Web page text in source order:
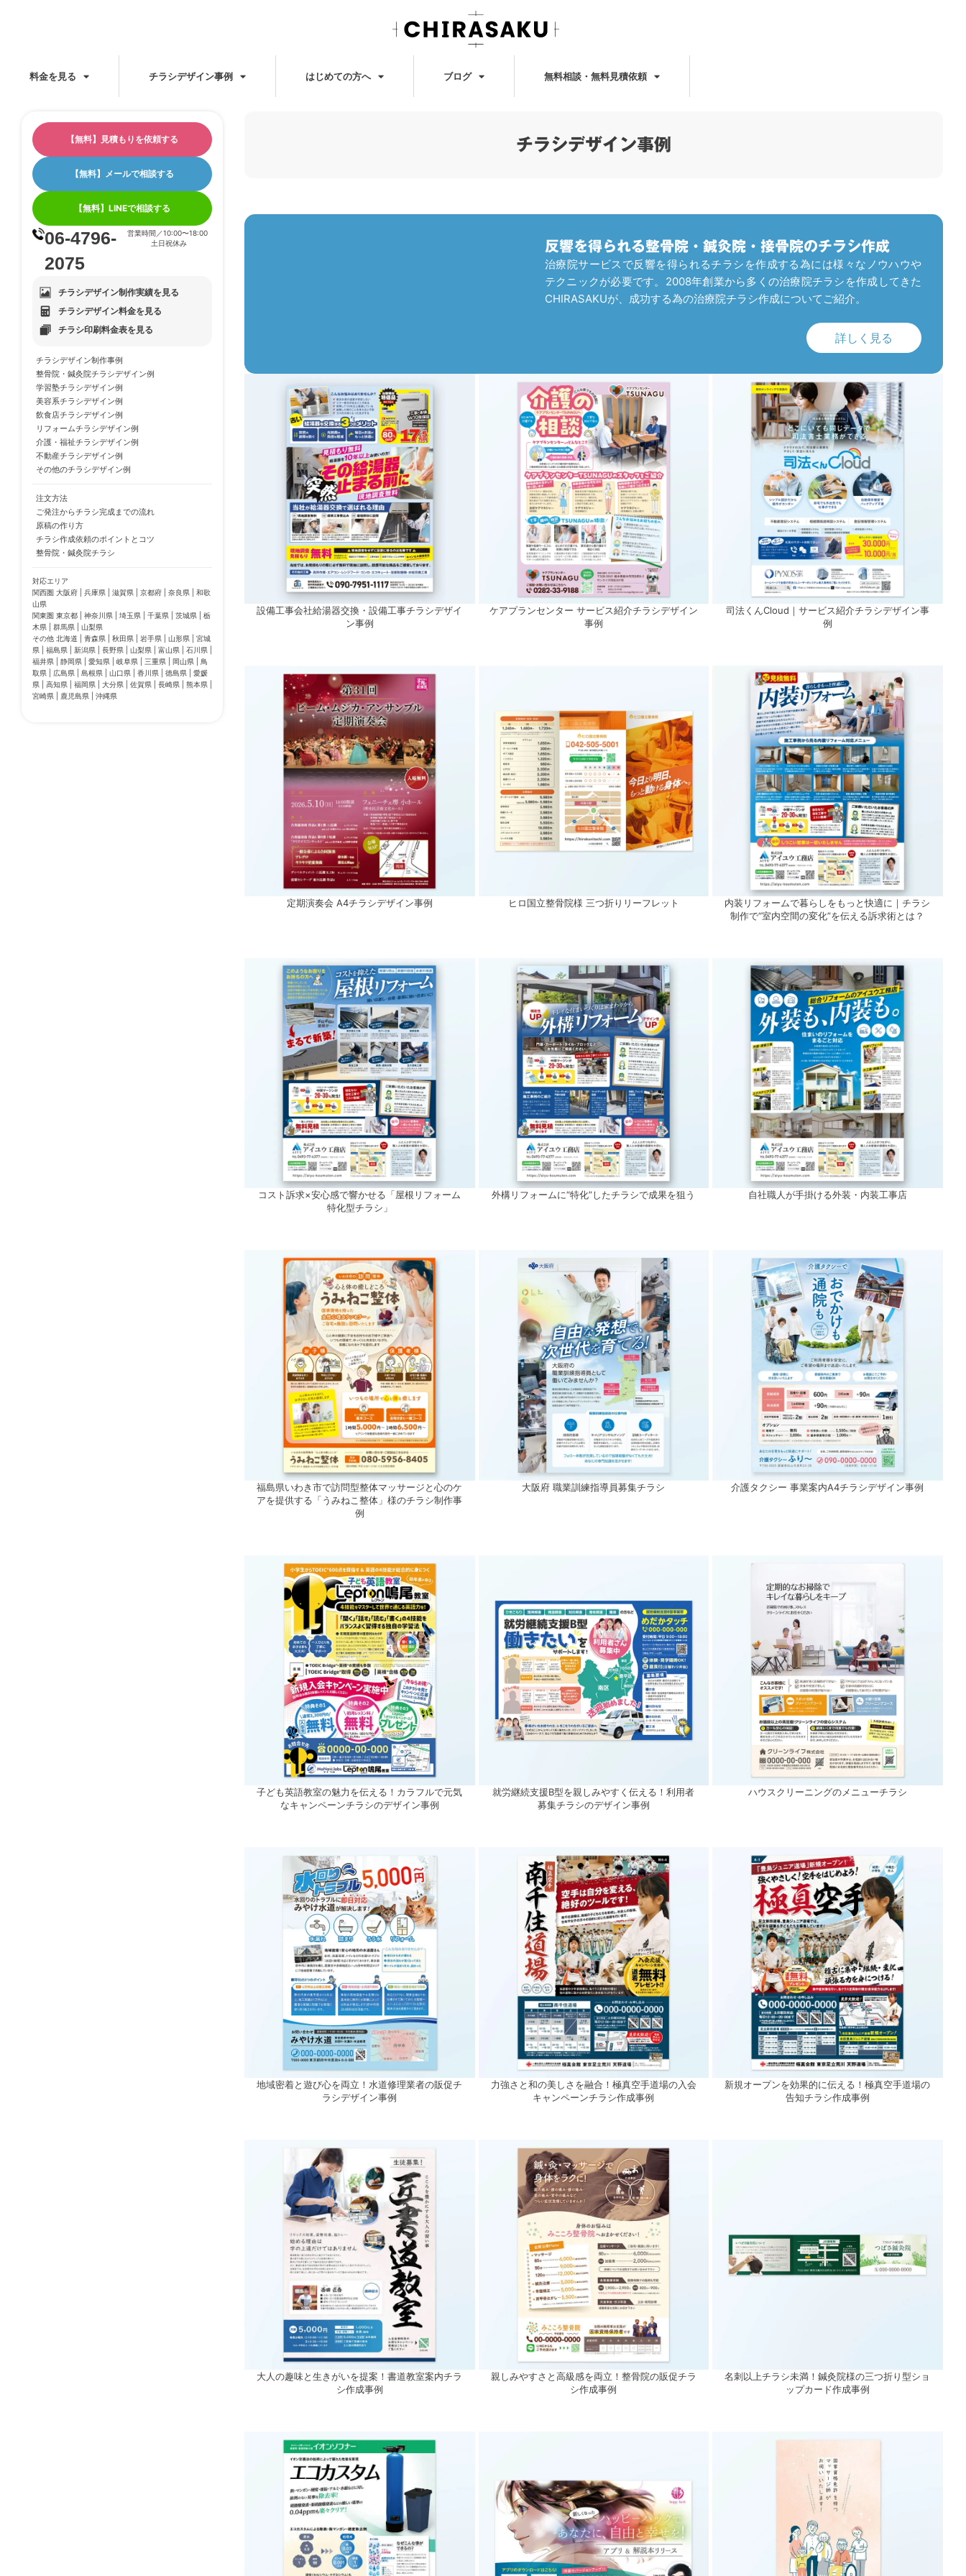
料金を見る チラシデザイン事例 はじめての方へ ブログ 無料相談・無料見積依頼
【無料】見積もりを依頼する
【無料】メールで相談する
【無料】LINEで相談する
06-4796-
2075
営業時間／10:00〜18:00
土日祝休み
チラシデザイン制作実績を見る
チラシデザイン料金を見る
チラシ印刷料金表を見る
チラシデザイン制作事例
整骨院・鍼灸院チラシデザイン例
学習塾チラシデザイン例
美容系チラシデザイン例
飲食店チラシデザイン例
リフォームチラシデザイン例
介護・福祉チラシデザイン例
不動産チラシデザイン例
その他のチラシデザイン例
注文方法
ご発注からチラシ完成までの流れ
原稿の作り方
チラシ作成依頼のポイントとコツ
整骨院・鍼灸院チラシ
対応エリア
関西圏 大阪府 | 兵庫県 | 滋賀県 | 京都府 | 奈良県 | 和歌
山県
関東圏 東京都 | 神奈川県 | 埼玉県 | 千葉県 | 茨城県 | 栃
木県 | 群馬県 | 山梨県
その他 北海道 | 青森県 | 秋田県 | 岩手県 | 山形県 | 宮城
県 | 福島県 | 新潟県 | 長野県 | 山梨県 | 富山県 | 石川県 |
福井県 | 静岡県 | 愛知県 | 岐阜県 | 三重県 | 岡山県 | 鳥
取県 | 広島県 | 島根県 | 山口県 | 香川県 | 徳島県 | 愛媛
県 | 高知県 | 福岡県 | 大分県 | 佐賀県 | 長崎県 | 熊本県 |
宮崎県 | 鹿児島県 | 沖縄県
チラシデザイン事例
反響を得られる整骨院・鍼灸院・接骨院のチラシ作成
治療院サービスで反響を得られるチラシを作成する為には様々なノウハウや
テクニックが必要です。2008年創業から多くの治療院チラシを作成してきた
CHIRASAKUが、成功する為の治療院チラシ作成についてご紹介。
詳しく見る
設備工事会社給湯器交換・設備工事チラシデザイ
ン事例
ケアプランセンター サービス紹介チラシデザイン
事例
司法くんCloud｜サービス紹介チラシデザイン事
例
定期演奏会 A4チラシデザイン事例 ヒロ国立整骨院様 三つ折りリーフレット
内装リフォームで暮らしをもっと快適に｜チラシ
制作で“室内空間の変化”を伝える訴求術とは？
コスト訴求×安心感で響かせる「屋根リフォーム
特化型チラシ」
外構リフォームに“特化”したチラシで成果を狙う 自社職人が手掛ける外装・内装工事店
福島県いわき市で訪問型整体マッサージと心のケ
アを提供する「うみねこ整体」様のチラシ制作事
例
大阪府 職業訓練指導員募集チラシ 介護タクシー 事業案内A4チラシデザイン事例
子ども英語教室の魅力を伝える！カラフルで元気
なキャンペーンチラシのデザイン事例
就労継続支援B型を親しみやすく伝える！利用者
募集チラシのデザイン事例
ハウスクリーニングのメニューチラシ
地域密着と遊び心を両立！水道修理業者の販促チ
ラシデザイン事例
力強さと和の美しさを融合！極真空手道場の入会
キャンペーンチラシ作成事例
新規オープンを効果的に伝える！極真空手道場の
告知チラシ作成事例
大人の趣味と生きがいを提案！書道教室案内チラ
シ作成事例
親しみやすさと高級感を両立！整骨院の販促チラ
シ作成事例
名刺以上チラシ未満！鍼灸院様の三つ折り型ショ
ップカード作成事例